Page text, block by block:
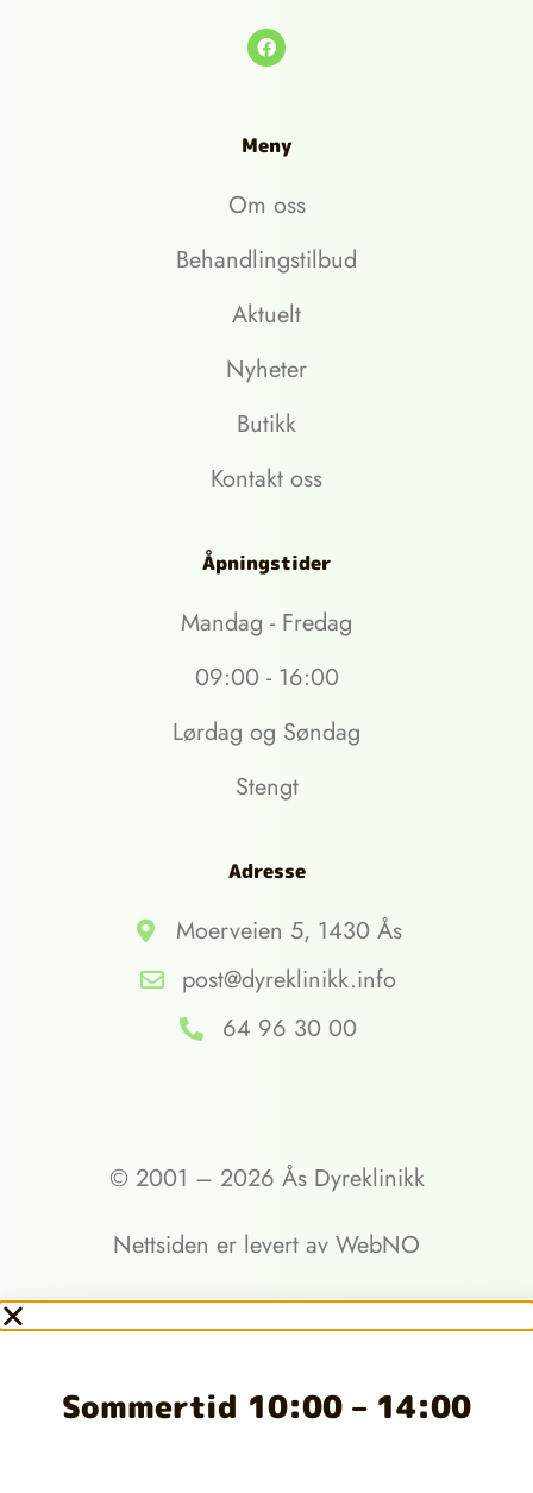
Meny
Om oss
Behandlingstilbud
Aktuelt
Nyheter
Butikk
Kontakt oss
Åpningstider
Mandag - Fredag
09:00 - 16:00
Lørdag og Søndag
Stengt
Adresse
Moerveien 5, 1430 Ås
post@dyreklinikk.info
64 96 30 00
© 2001 – 2026 Ås Dyreklinikk
Nettsiden er levert av WebNO
Sommertid 10:00 – 14:00